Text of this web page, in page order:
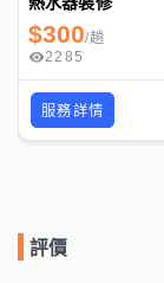
$300/趟
2285
服務詳情
評價